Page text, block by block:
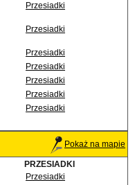
Przesiadki
Przesiadki
Przesiadki
Przesiadki
Przesiadki
Przesiadki
Przesiadki
Pokaż na mapie
PRZESIADKI
Przesiadki